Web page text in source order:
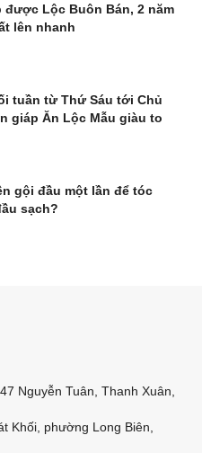
được Lộc Buôn Bán, 2 năm
lên nhanh
tuần từ Thứ Sáu tới Chủ
giáp Ăn Lộc Mẫu giàu to
gội đầu một lần để tóc
sạch?
Nguyễn Tuân, Thanh Xuân,
Khối, phường Long Biên,